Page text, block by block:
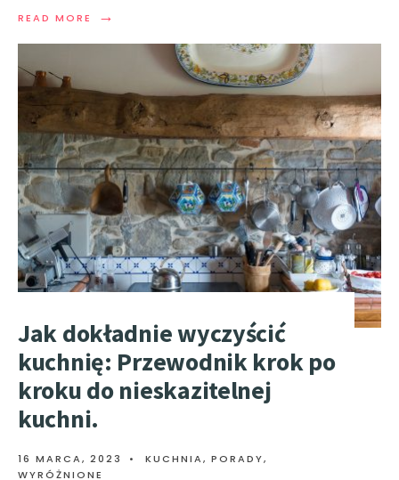
READ MORE →
Jak dokładnie wyczyścić
kuchnię: Przewodnik krok po
kroku do nieskazitelnej
kuchni.
16 MARCA, 2023 • KUCHNIA, PORADY,
WYRÓŻNIONE